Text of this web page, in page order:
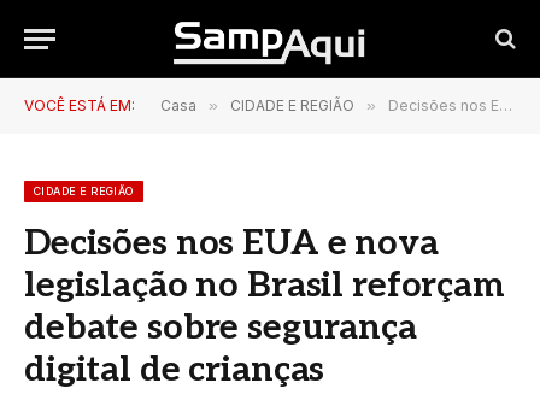
VOCÊ ESTÁ EM: Casa » CIDADE E REGIÃO » Decisões nos EUA e nova legislação no Brasil reforçam debate sobre segurança digital de crianças
CIDADE E REGIÃO
Decisões nos EUA e nova
legislação no Brasil reforçam
debate sobre segurança
digital de crianças